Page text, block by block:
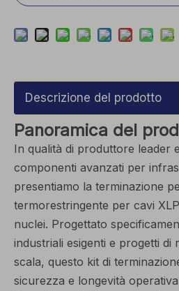
Descrizione del prodotto
Panoramica del
In qualità di produttore leader
componenti avanzati per
presentiamo la terminazione
termorestringente per cavi
nuclei. Progettato
industriali esigenti e progetti di
scala, questo kit di
sicurezza e longevità